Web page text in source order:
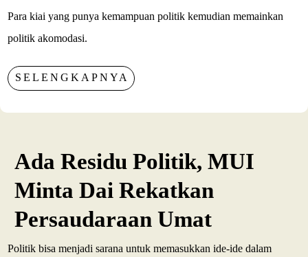
Para kiai yang punya kemampuan politik kemudian memainkan
politik akomodasi.
SELENGKAPNYA
Ada Residu Politik, MUI
Minta Dai Rekatkan
Persaudaraan Umat
Politik bisa menjadi sarana untuk memasukkan ide-ide dalam